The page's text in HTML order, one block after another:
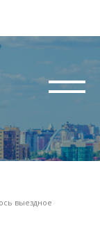
выездное